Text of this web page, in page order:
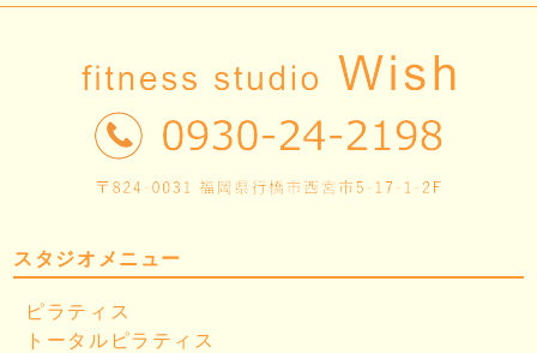
スタジオメニュー
ピラティス
トータルピラティス